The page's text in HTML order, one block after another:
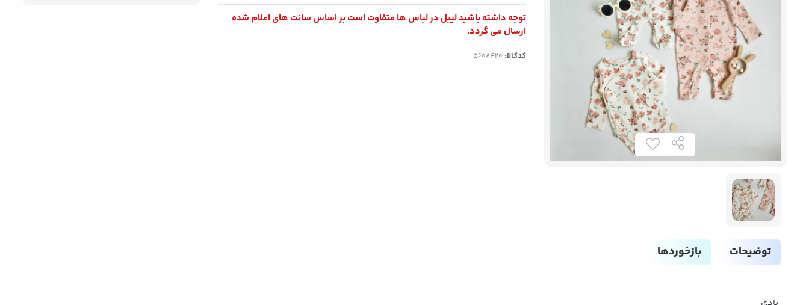
توجه داشته باشید لیبل در لباس ها متفاوت است بر اساس سانت های اعلام شده
ارسال می گردد.
کدکالا:
توضیحات بازخوردها